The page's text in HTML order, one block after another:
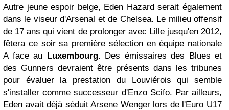
Autre jeune espoir belge, Eden Hazard serait également
dans le viseur d'Arsenal et de Chelsea. Le milieu offensif
de 17 ans qui vient de prolonger avec Lille jusqu'en 2012,
fêtera ce soir sa première sélection en équipe nationale
A face au Luxembourg. Des émissaires des Blues et
des Gunners devraient être présents dans les tribunes
pour évaluer la prestation du Louviérois qui semble
s'installer comme successeur d'Enzo Scifo. Par ailleurs,
Eden avait déjà séduit Arsene Wenger lors de l'Euro U17